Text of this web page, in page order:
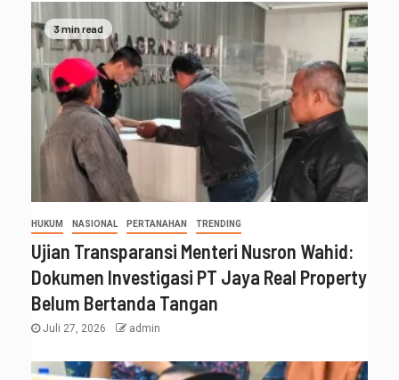
3 min read
HUKUM NASIONAL PERTANAHAN TRENDING
Ujian Transparansi Menteri Nusron Wahid:
Dokumen Investigasi PT Jaya Real Property
Belum Bertanda Tangan
Juli 27, 2026 admin